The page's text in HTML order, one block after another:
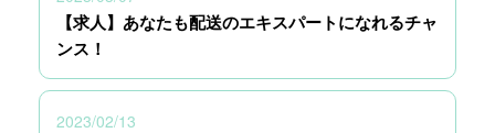
【求人】あなたも配送のエキスパートになれるチャ
ンス！
2023/02/13